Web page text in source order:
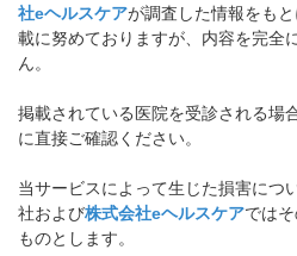
社eヘルスケアが調査した情報をも
載に努めておりますが、内容を完全
ん。
掲載されている医院を受診される場
に直接ご確認ください。
当サービスによって生じた損害につ
社および株式会社eヘルスケアでは
ものとします。